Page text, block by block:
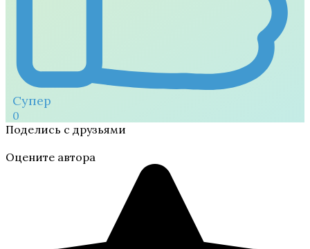
Супер
0
Поделись с друзьями
Оцените автора